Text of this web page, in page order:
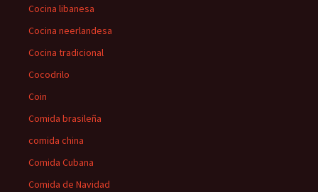
Cocina libanesa
Cocina neerlandesa
Cocina tradicional
Cocodrilo
Coin
Comida brasileña
comida china
Comida Cubana
Comida de Navidad